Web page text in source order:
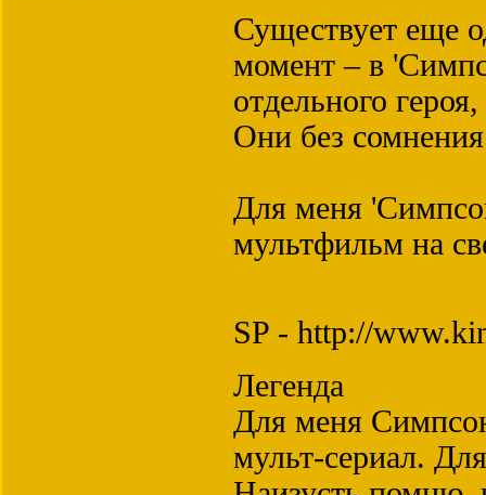
Существует еще
момент – в
отдельного
Они без
Для меня
мультфильм на
SP - http://
Легенда
Для меня
мульт-сериал.